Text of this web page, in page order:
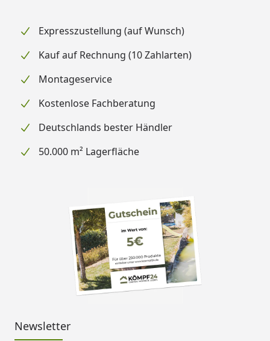
Expresszustellung (auf Wunsch)
Kauf auf Rechnung (10 Zahlarten)
Montageservice
Kostenlose Fachberatung
Deutschlands bester Händler
50.000 m² Lagerfläche
Newsletter